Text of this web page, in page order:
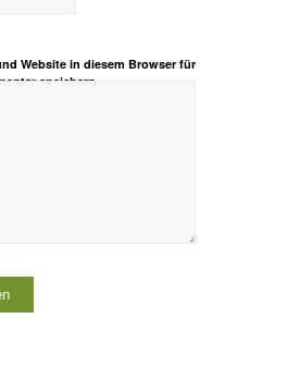
Website in diesem Browser für
speichern.